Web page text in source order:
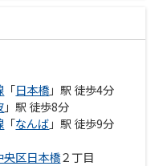
「日本橋」駅 徒歩4分
」駅 徒歩8分
「なんば」駅 徒歩9分
央区日本橋２丁目